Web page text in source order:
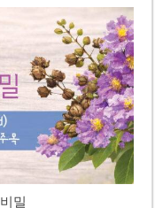
밀